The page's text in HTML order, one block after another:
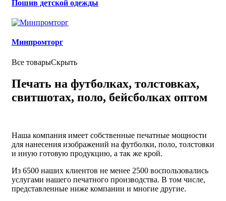
Пошив детской одежды
Минпромторг
Все товарыСкрыть
Печать на футболках, толстовках,
свитшотах, поло, бейсболках оптом
Наша компания имеет собственные печатные мощности
для нанесения изображений на футболки, поло, толстовки
и иную готовую продукцию, а так же крой.
Из 6500 наших клиентов не менее 2500 воспользовались
услугами нашего печатного производства. В том числе,
представленные ниже компании и многие другие.